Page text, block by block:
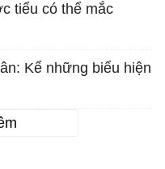
tiểu có thể mắc
Kể những biểu hiện